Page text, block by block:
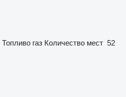
Топливо газ Количество мест 52